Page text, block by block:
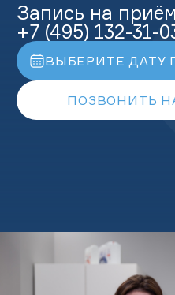
Запись на приём
+7 (495) 132-31-
ВЫБЕРИТЕ ДАТУ
ПОЗВОНИТЬ